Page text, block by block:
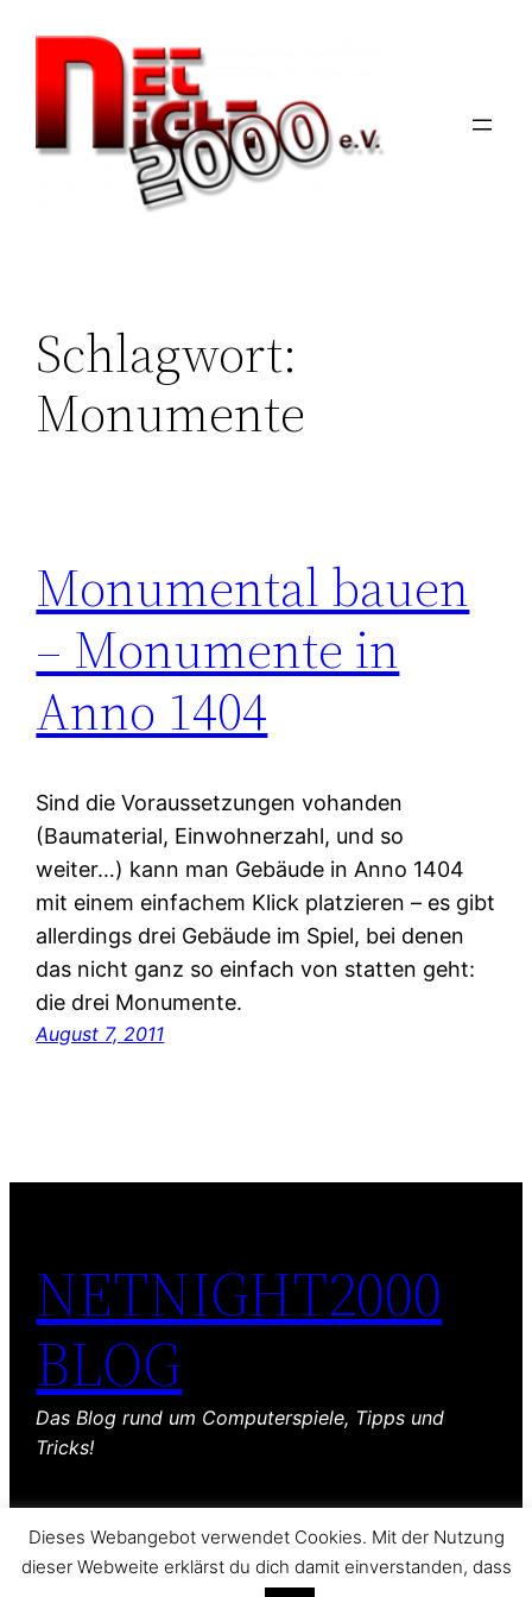
Inhalt
springen
Schlagwort:
Monumente
Monumental bauen
– Monumente in
Anno 1404
Sind die Voraussetzungen vohanden
(Baumaterial, Einwohnerzahl, und so
weiter…) kann man Gebäude in Anno 1404
mit einem einfachem Klick platzieren – es gibt
allerdings drei Gebäude im Spiel, bei denen
das nicht ganz so einfach von statten geht:
die drei Monumente.
August 7, 2011
NETNIGHT2000
BLOG
Das Blog rund um Computerspiele, Tipps und
Tricks!
Dieses Webangebot verwendet Cookies. Mit der Nutzung
dieser Webweite erklärst du dich damit einverstanden, dass